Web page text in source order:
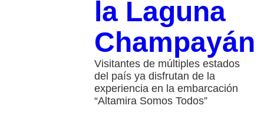
la Laguna
Champayán
Visitantes de múltiples estados
del país ya disfrutan de la
experiencia en la embarcación
“Altamira Somos Todos”